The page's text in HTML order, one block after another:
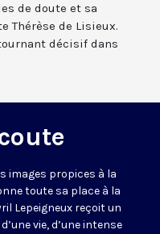
de doute et sa
Thérèse de Lisieux.
décisif dans
images propices à la
toute sa place à la
Lepeigneux reçoit un
vie, d’une intense